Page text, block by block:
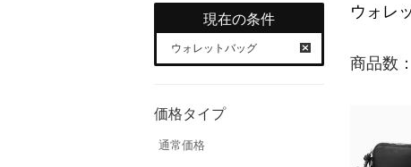
現在の条件
ウォレットバッグ
価格タイプ
通常価格
ウォレ
商品数：